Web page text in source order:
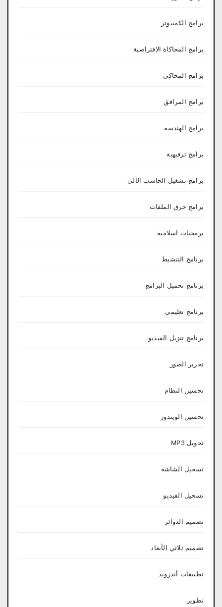
برامج الكمبيوتر
برامج المحاكاة الافتراضية
برامج المحاكي
برامج المرافق
برامج الهندسة
برامج ترفيهية
برامج تشغيل الحاسب الآلي
برامج حرق الملفات
برمجيات اسلامية
برنامج التنشيط
برنامج تحميل البرامج
برنامج تعليمي
برنامج تنزيل الفيديو
تحرير الصور
تحسين النظام
تحسين الويندوز
تحويل MP3
تسجيل الشاشة
تسجيل الفيديو
تصميم الدوائر
تصميم ثلاثي الأبعاد
تطبيقات أندرويد
تطوير